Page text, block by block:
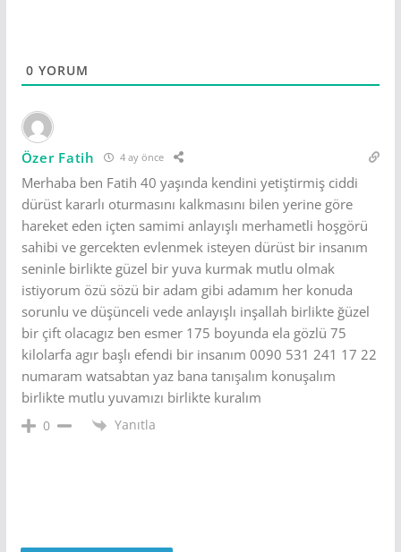
0 YORUM
Özer Fatih 4 ay önce
Merhaba ben Fatih 40 yaşında kendini yetiştirmiş ciddi
dürüst kararlı oturmasını kalkmasını bilen yerine göre
hareket eden içten samimi anlayışlı merhametli hoşgörü
sahibi ve gercekten evlenmek isteyen dürüst bir insanım
seninle birlikte güzel bir yuva kurmak mutlu olmak
istiyorum özü sözü bir adam gibi adamım her konuda
sorunlu ve düşünceli vede anlayışlı inşallah birlikte ğüzel
bir çift olacagız ben esmer 175 boyunda ela gözlü 75
kilolarfa agır başlı efendi bir insanım 0090 531 241 17 22
numaram watsabtan yaz bana tanışalım konuşalım
birlikte mutlu yuvamızı birlikte kuralım
0 Yanıtla